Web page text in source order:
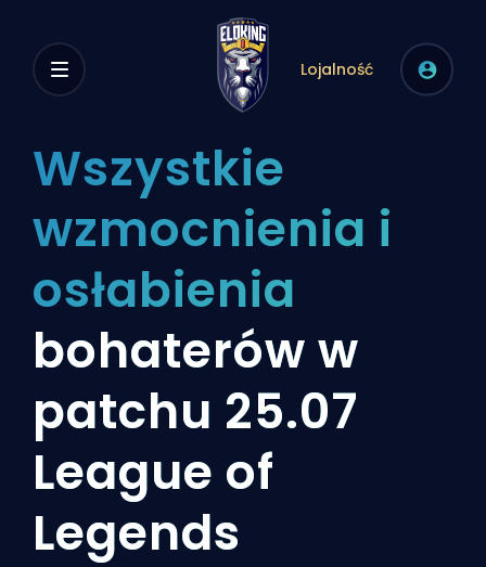
Lojalność
Wszystkie
wzmocnienia i
osłabienia
bohaterów w
patchu 25.07
League of
Legends